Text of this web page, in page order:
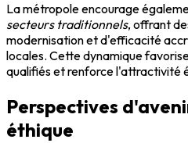
La métropole encourage
secteurs traditionnels, offrant
modernisation et d'efficacité
locales. Cette dynamique
qualifiés et renforce l'attractivité
Perspectives
éthique